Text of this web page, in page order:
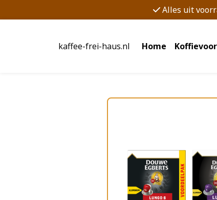
Alles uit
kaffee-frei-haus.nl Home